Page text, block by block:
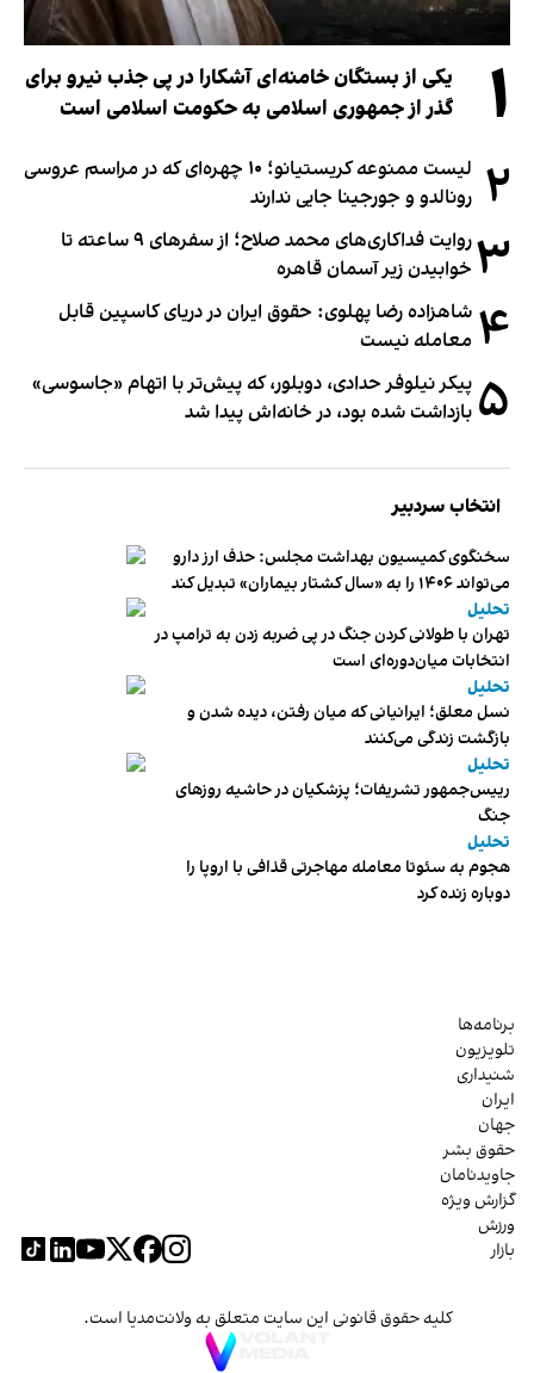
۱
یکی از بستگان خامنه‌ای آشکارا در پی جذب نیرو برای
گذر از جمهوری اسلامی به حکومت اسلامی است
۲
لیست ممنوعه کریستیانو؛ ۱۰ چهره‌ای که در مراسم عروسی
رونالدو و جورجینا جایی ندارند
۳
روایت فداکاری‌های محمد صلاح؛ از سفرهای ۹ ساعته تا
خوابیدن زیر آسمان قاهره
۴ شاهزاده رضا پهلوی: حقوق ایران در دریای کاسپین قابل
معامله نیست
۵ پیکر نیلوفر حدادی، دوبلور، که پیش‌تر با اتهام «جاسوسی»
بازداشت شده بود، در خانه‌اش پیدا شد
انتخاب سردبیر
سخنگوی کمیسیون بهداشت مجلس: حذف ارز دارو
می‌تواند ۱۴۰۶ را به «سال کشتار بیماران» تبدیل کند
تحلیل
تهران با طولانی کردن جنگ در پی ضربه زدن به ترامپ در
انتخابات میان‌دوره‌ای است
تحلیل
نسل معلق؛ ایرانیانی که میان رفتن، دیده شدن و
بازگشت زندگی می‌کنند
تحلیل
رییس‌جمهور تشریفات؛ پزشکیان در حاشیه روزهای
جنگ
تحلیل
هجوم به سئوتا معامله مهاجرتی قذافی با اروپا را
دوباره زنده کرد
برنامه‌ها
تلویزیون
شنیداری
ایران
جهان
حقوق بشر
جاویدنامان
گزارش ویژه
ورزش
بازار
کلیه حقوق قانونی این سایت متعلق به ولانت‌مدیا است.